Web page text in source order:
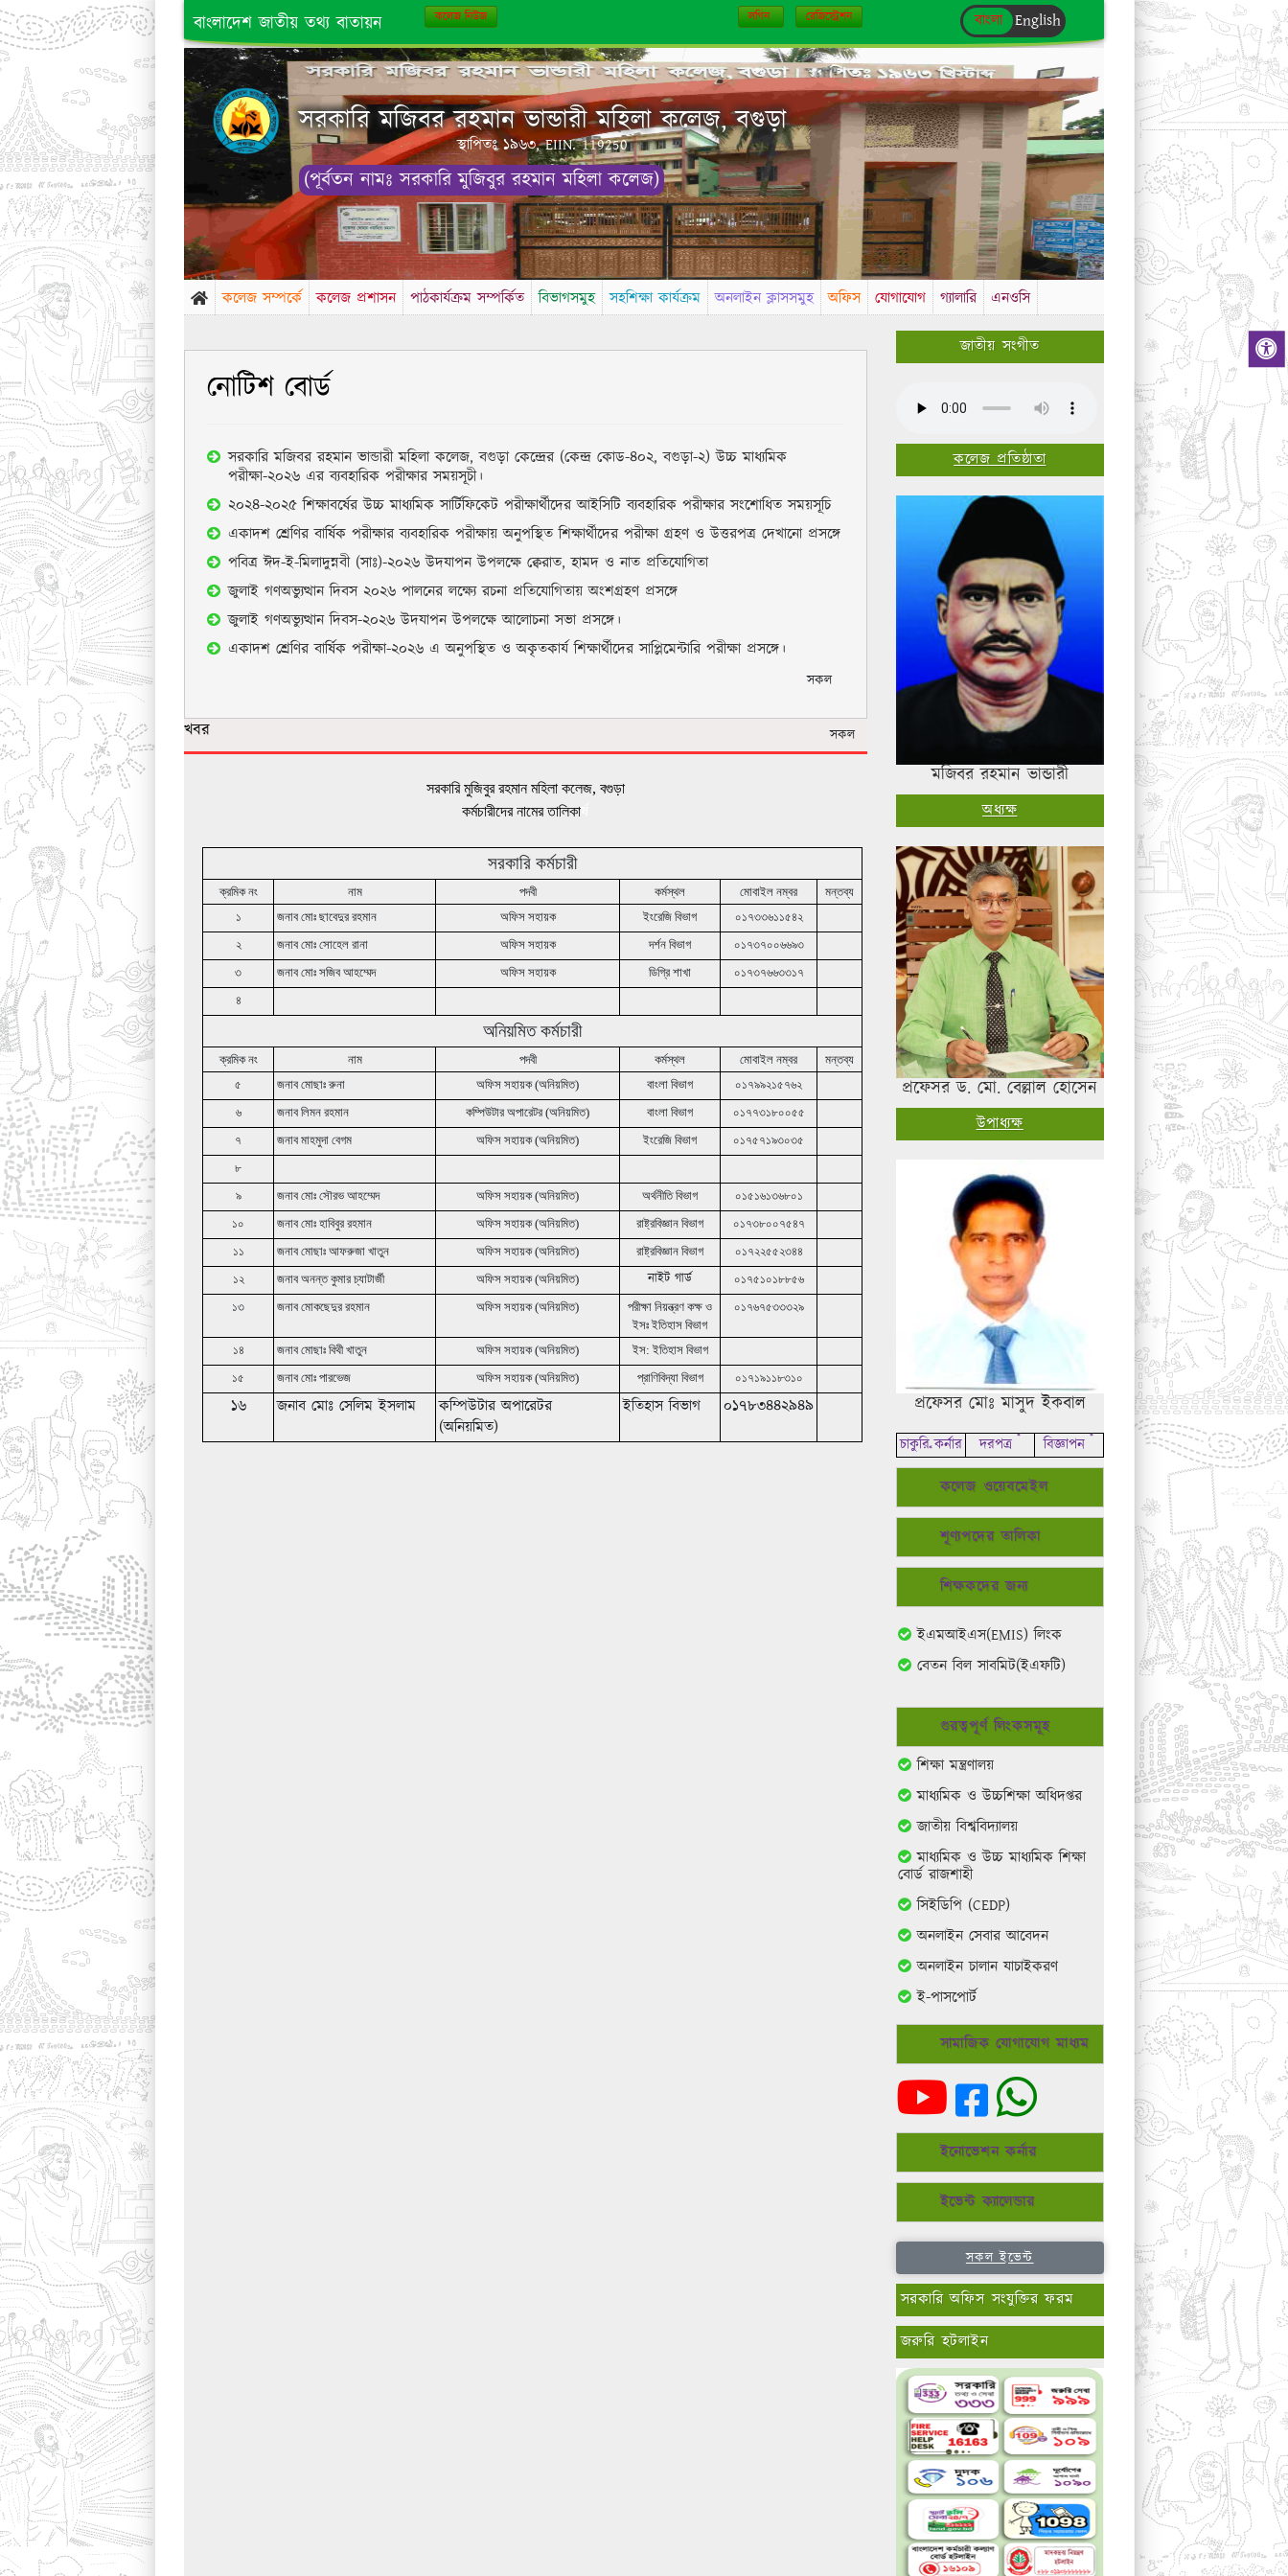
বাংলাদেশ জাতীয় তথ্য বাতায়ন কলেজ নিউজ লগিন রেজিস্ট্রেশন বাংলা English
সরকারি মজিবর রহমান ভান্ডারী মহিলা কলেজ, বগুড়া
স্থাপিতঃ ১৯৬৩, EIIN. 119250
(পূর্বতন নামঃ সরকারি মুজিবুর রহমান মহিলা কলেজ)
কলেজ সম্পর্কে কলেজ প্রশাসন পাঠকার্যক্রম সম্পর্কিত বিভাগসমুহ সহশিক্ষা কার্যক্রম অনলাইন ক্লাসসমুহ অফিস যোগাযোগ গ্যালারি এনওসি
নোটিশ বোর্ড
সরকারি মজিবর রহমান ভান্ডারী মহিলা কলেজ, বগুড়া কেন্দ্রের (কেন্দ্র কোড-৪০২, বগুড়া-২) উচ্চ মাধ্যমিক
পরীক্ষা-২০২৬ এর ব্যবহারিক পরীক্ষার সময়সূচী।
২০২৪-২০২৫ শিক্ষাবর্ষের উচ্চ মাধ্যমিক সার্টিফিকেট পরীক্ষার্থীদের আইসিটি ব্যবহারিক পরীক্ষার সংশোধিত সময়সূচি
একাদশ শ্রেণির বার্ষিক পরীক্ষার ব্যবহারিক পরীক্ষায় অনুপস্থিত শিক্ষার্থীদের পরীক্ষা গ্রহণ ও উত্তরপত্র দেখানো প্রসঙ্গে
পবিত্র ঈদ-ই-মিলাদুন্নবী (সাঃ)-২০২৬ উদযাপন উপলক্ষে ক্বেরাত, হামদ ও নাত প্রতিযোগিতা
জুলাই গণঅভ্যুত্থান দিবস ২০২৬ পালনের লক্ষ্যে রচনা প্রতিযোগিতায় অংশগ্রহণ প্রসঙ্গে
জুলাই গণঅভ্যুত্থান দিবস-২০২৬ উদযাপন উপলক্ষে আলোচনা সভা প্রসঙ্গে।
একাদশ শ্রেণির বার্ষিক পরীক্ষা-২০২৬ এ অনুপস্থিত ও অকৃতকার্য শিক্ষার্থীদের সাপ্লিমেন্টারি পরীক্ষা প্রসঙ্গে।
সকল
খবর সকল
সরকারি মুজিবুর রহমান মহিলা কলেজ, বগুড়া
কর্মচারীদের নামের তালিকা
সরকারি কর্মচারী
ক্রমিক নং নাম পদবী কর্মস্থল মোবাইল নম্বর
মন্তব্য
১
জনাব মোঃ ছাবেদুর রহমান অফিস সহায়ক ইংরেজি বিভাগ
০১৭৩৩৬১১৫৪২
২
জনাব মোঃ সোহেল রানা অফিস সহায়ক দর্শন বিভাগ
০১৭৩৭০০৬৬৯৩
৩
জনাব মোঃ সজিব আহম্মেদ অফিস সহায়ক ডিগ্রি শাখা
০১৭৩৭৬৬৩৩১৭
৪
অনিয়মিত কর্মচারী
ক্রমিক নং নাম পদবী কর্মস্থল মোবাইল নম্বর
মন্তব্য
৫
জনাব মোছাঃ রুনা অফিস সহায়ক (অনিয়মিত) বাংলা বিভাগ
০১৭৯৯২১৫৭৬২
৬
জনাব লিমন রহমান কম্পিউটার অপারেটর (অনিয়মিত) বাংলা বিভাগ
০১৭৭৩১৮০০৫৫
৭
জনাব মাহমুদা বেগম অফিস সহায়ক (অনিয়মিত) ইংরেজি বিভাগ
০১৭৫৭১৯৩০৩৫
৮
৯
জনাব মোঃ সৌরভ আহম্মেদ অফিস সহায়ক (অনিয়মিত) অর্থনীতি বিভাগ
০১৫১৬১৩৬৮০১
১০
জনাব মোঃ হাবিবুর রহমান অফিস সহায়ক (অনিয়মিত) রাষ্ট্রবিজ্ঞান বিভাগ
০১৭৩৮০০৭৫৪৭
১১
জনাব মোছাঃ আফরুজা খাতুন অফিস সহায়ক (অনিয়মিত) রাষ্ট্রবিজ্ঞান বিভাগ
০১৭২২৫৫২৩৪৪
১২
জনাব অনন্ত কুমার চ্যাটার্জী অফিস সহায়ক (অনিয়মিত) নাইট গার্ড
০১৭৫১০১৮৮৫৬
১৩
জনাব মোকছেদুর রহমান অফিস সহায়ক (অনিয়মিত)
পরীক্ষা নিয়ন্ত্রণ কক্ষ ও
ইসঃ ইতিহাস বিভাগ
০১৭৬৭৫৩৩৩২৯
১৪ জনাব মোছাঃ বিথী খাতুন অফিস সহায়ক(অনিয়মিত) ইস: ইতিহাস বিভাগ
১৫
জনাব মোঃ পারভেজ অফিস সহায়ক (অনিয়মিত) প্রাণিবিদ্যা বিভাগ ০১৭১৯১১৮৩১০
১৬ জনাব মোঃ সেলিম ইসলাম
কম্পিউটার অপারেটর
(অনিয়মিত)
ইতিহাস বিভাগ ০১৭৮৩৪৪২৯৪৯
জাতীয় সংগীত
কলেজ প্রতিষ্ঠাতা
মজিবর রহমান ভান্ডারী
অধ্যক্ষ
প্রফেসর ড. মো. বেল্লাল হোসেন
উপাধ্যক্ষ
প্রফেসর মোঃ মাসুদ ইকবাল
চাকুরি কর্নার
* দরপত্র * বিজ্ঞাপন *
কলেজ ওয়েবমেইল
শূণ্যপদের তালিকা
শিক্ষকদের জন্য
ইএমআইএস(EMIS) লিংক
বেতন বিল সাবমিট(ইএফটি)
গুরত্বপূর্ণ লিংকসমূহ
শিক্ষা মন্ত্রণালয়
মাধ্যমিক ও উচ্চশিক্ষা অধিদপ্তর
জাতীয় বিশ্ববিদ্যালয়
মাধ্যমিক ও উচ্চ মাধ্যমিক শিক্ষা
বোর্ড রাজশাহী
সিইডিপি (CEDP)
অনলাইন সেবার আবেদন
অনলাইন চালান যাচাইকরণ
ই-পাসপোর্ট
সামাজিক যোগাযোগ মাধ্যম
ইনোভেশন কর্নার
ইভেন্ট ক্যালেন্ডার
সকল ইভেন্ট
সরকারি অফিস সংযুক্তির ফরম
জরুরি হটলাইন